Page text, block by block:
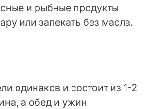
и рыбные продукты
или запекать без масла.
одинаков и состоит из 1-2
а обед и ужин